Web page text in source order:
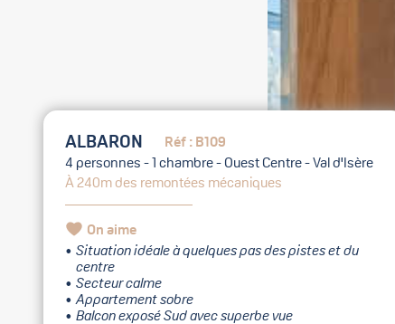
ALBARON
Réf : B109
4 personnes - 1 chambre - Ouest Centre - Val d'Isère
À 240m des remontées mécaniques
On aime
Situation idéale à quelques pas des pistes et du
centre
Secteur calme
Appartement sobre
Balcon exposé Sud avec superbe vue